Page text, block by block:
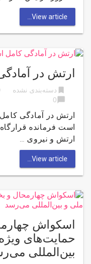
View article...
ارتش در
bookmark دسته‌بندی نشده
chat_bubble
0
ارتش در آمادگی
است فرمانده
ارتش و نیروی …
View article...
اسکواش
حمایت‌های
بین‌المللی